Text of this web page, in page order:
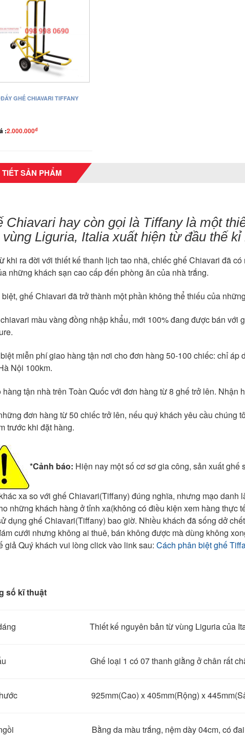
GHẾ CHIAVARI TIFFANY
:2.000.000đ
TIẾT SẢN PHẨM
Chiavari hay còn gọi là Tiffany là một
vùng Liguria, Italia xuất hiện từ đầu thế kỉ
khi ra đời với thiết kế thanh lịch tao nhã, chiếc ghế Chiavari đã
những khách sạn cao cấp đến phòng ăn của nhà trắng.
ghế Chiavari đã trở thành một phần không thể thiếu của
màu vàng đồng nhập khẩu, mới 100% đang được bán với
miễn phí giao hàng tận nơi cho đơn hàng 50-100 chiếc: chỉ áp
Nội 100km.
hàng tận nhà trên Toàn Quốc với đơn hàng từ 8 ghế trở lên. Nhận
đơn hàng từ 50 chiếc trở lên, nếu quý khách yêu cầu chúng
trước khi đặt hàng.
*Cảnh báo: Hiện nay một số cơ sơ gia công, sản xuất ghế
xa so với ghế Chiavari(Tiffany) đúng nghĩa, nhưng mạo danh
những khách hàng ở tỉnh xa(không có điều kiện xem hàng thực
dụng ghế Chiavari(Tiffany) bao giờ. Nhiều khách đã sống dở
cưới nhưng không ai thuê, bán không được mà dùng không
giả Quý khách vui lòng click vào link sau: Cách phân biệt ghế
số kĩ thuật
dáng Thiết kế nguyên bản từ vùng Liguria của
Ghế loại 1 có 07 thanh giằng ở chân rất
thước 925mm(Cao) x 405mm(Rộng) x
ngồi Bằng da màu trắng, nệm dày 04cm, có đai